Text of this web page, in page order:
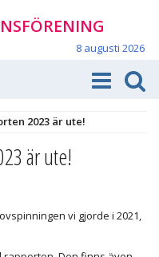
8 augusti 2026
2023 är ute!
är ute!
vi gjorde i 2021,